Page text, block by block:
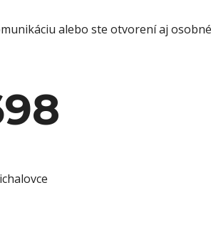
alebo ste otvorení aj